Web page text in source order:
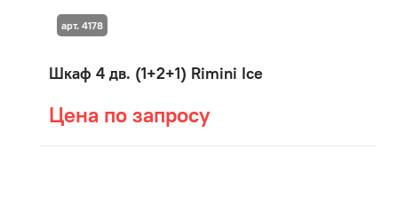
Шкаф 4 дв. (1+2+1) Rimini Ice
Цена по запросу
арт. 4178